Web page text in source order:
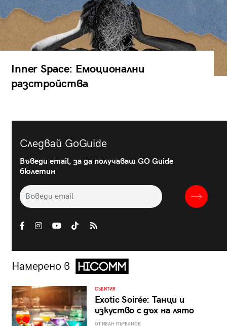
Inner Space: Емоционални
разстройства
Следвай GoGuide
Въведи email, за да получаваш GO Guide
бюлетин
Намерено в
СЪБИТИЯ
Exotic Soirée: Танци и
изкуство с дъх на лято
ОТ ИВАН ПЪРВАНОВ